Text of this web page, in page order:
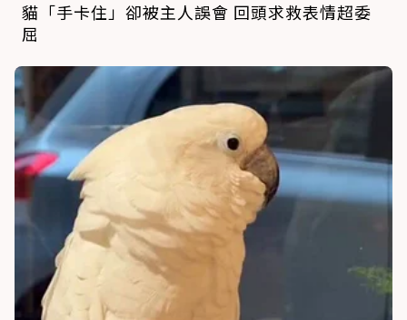
貓「手卡住」卻被主人誤會 回頭求救表情超委
屈